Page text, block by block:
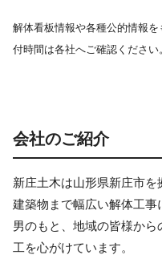
解体看板情報や各種公的情報
付時間は各社へご確認ください
会社のご紹介
新庄土木は山形県新庄市
建築物まで幅広い解体工
男のもと、地域の皆様か
工を心がけています。